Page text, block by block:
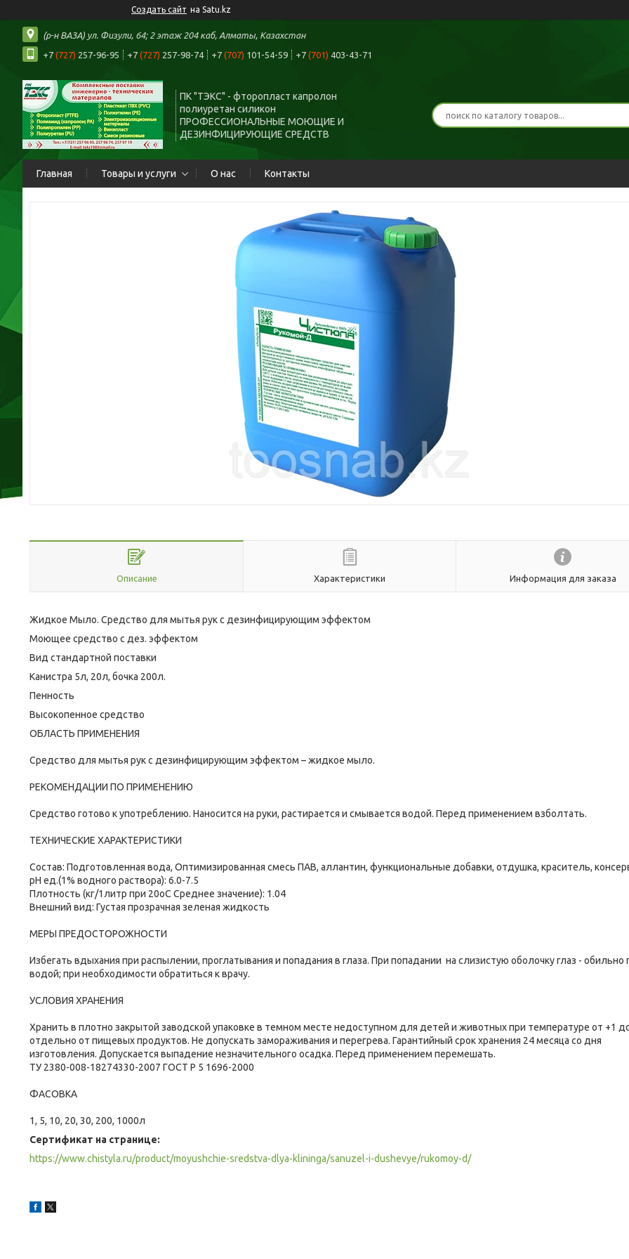
Создать сайт на Satu.kz
(р-н ВАЗА) ул. Физули, 64; 2 этаж 204 каб, Алматы, Казахстан
+7 (727) 257-96-95 +7 (727) 257-98-74 +7 (707) 101-54-59 +7 (701) 403-43-71
ПК "ТЭКС" - фторопласт капролон
полиуретан силикон
ПРОФЕССИОНАЛЬНЫЕ МОЮЩИЕ И
ДЕЗИНФИЦИРУЮЩИЕ СРЕДСТВ
Главная Товары и услуги О нас Контакты
Описание Характеристики Информация для заказа
Жидкое Мыло. Средство для мытья рук с дезинфицирующим эффектом
Моющее средство с дез. эффектом
Вид стандартной поставки
Канистра 5л, 20л, бочка 200л.
Пенность
Высокопенное средство
ОБЛАСТЬ ПРИМЕНЕНИЯ
Средство для мытья рук с дезинфицирующим эффектом – жидкое мыло.
РЕКОМЕНДАЦИИ ПО ПРИМЕНЕНИЮ
Средство готово к употреблению. Наносится на руки, растирается и смывается водой. Перед применением взболтать.
ТЕХНИЧЕСКИЕ ХАРАКТЕРИСТИКИ
Состав: Подготовленная вода, Оптимизированная смесь ПАВ, аллантин, функциональные добавки, отдушка, краситель,
рН ед.(1% водного раствора): 6.0-7.5
Плотность (кг/1литр при 20оС Среднее значение): 1.04
Внешний вид: Густая прозрачная зеленая жидкость
МЕРЫ ПРЕДОСТОРОЖНОСТИ
Избегать вдыхания при распылении, проглатывания и попадания в глаза. При попадании на слизистую оболочку глаз -
водой; при необходимости обратиться к врачу.
УСЛОВИЯ ХРАНЕНИЯ
Хранить в плотно закрытой заводской упаковке в темном месте недоступном для детей и животных при температуре от +1
отдельно от пищевых продуктов. Не допускать замораживания и перегрева. Гарантийный срок хранения 24 месяца со дня
изготовления. Допускается выпадение незначительного осадка. Перед применением перемешать.
ТУ 2380-008-18274330-2007 ГОСТ Р 5 1696-2000
ФАСОВКА
1, 5, 10, 20, 30, 200, 1000л
Сертификат на странице:
https://www.chistyla.ru/product/moyushchie-sredstva-dlya-klininga/sanuzel-i-dushevye/rukomoy-d/